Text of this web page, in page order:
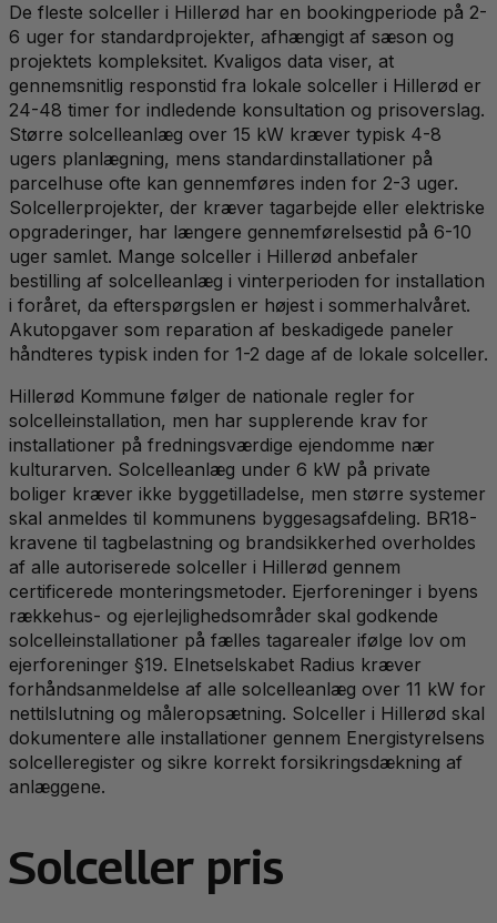
De fleste solceller i Hillerød har en bookingperiode på 2-
6 uger for standardprojekter, afhængigt af sæson og
projektets kompleksitet. Kvaligos data viser, at
gennemsnitlig responstid fra lokale solceller i Hillerød er
24-48 timer for indledende konsultation og prisoverslag.
Større solcelleanlæg over 15 kW kræver typisk 4-8
ugers planlægning, mens standardinstallationer på
parcelhuse ofte kan gennemføres inden for 2-3 uger.
Solcellerprojekter, der kræver tagarbejde eller elektriske
opgraderinger, har længere gennemførelsestid på 6-10
uger samlet. Mange solceller i Hillerød anbefaler
bestilling af solcelleanlæg i vinterperioden for installation
i foråret, da efterspørgslen er højest i sommerhalvåret.
Akutopgaver som reparation af beskadigede paneler
håndteres typisk inden for 1-2 dage af de lokale solceller.
Hillerød Kommune følger de nationale regler for
solcelleinstallation, men har supplerende krav for
installationer på fredningsværdige ejendomme nær
kulturarven. Solcelleanlæg under 6 kW på private
boliger kræver ikke byggetilladelse, men større systemer
skal anmeldes til kommunens byggesagsafdeling. BR18-
kravene til tagbelastning og brandsikkerhed overholdes
af alle autoriserede solceller i Hillerød gennem
certificerede monteringsmetoder. Ejerforeninger i byens
rækkehus- og ejerlejlighedsområder skal godkende
solcelleinstallationer på fælles tagarealer ifølge lov om
ejerforeninger §19. Elnetselskabet Radius kræver
forhåndsanmeldelse af alle solcelleanlæg over 11 kW for
nettilslutning og måleropsætning. Solceller i Hillerød skal
dokumentere alle installationer gennem Energistyrelsens
solcelleregister og sikre korrekt forsikringsdækning af
anlæggene.
Solceller pris